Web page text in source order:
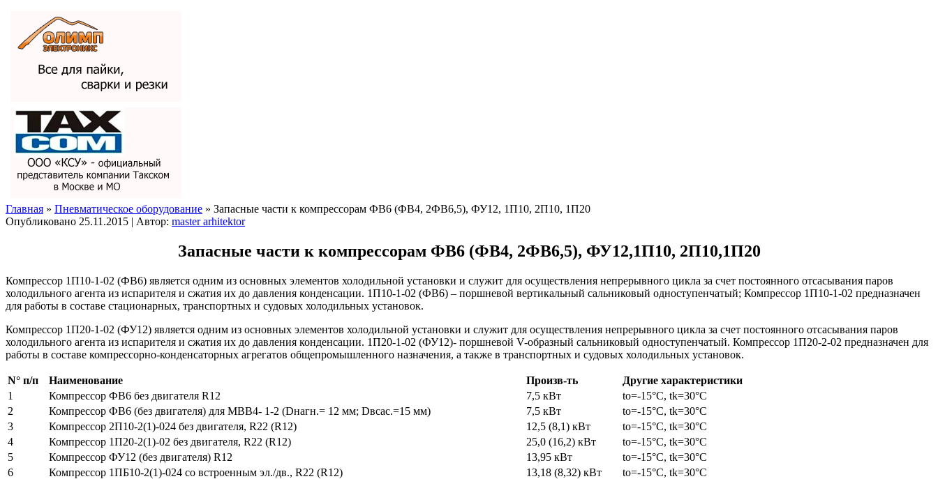
Главная » Пневматическое оборудование » Запасные части к компрессорам ФВ6 (ФВ4, 2ФВ6,5), ФУ12, 1П10, 2П10, 1П20
Опубликовано 25.11.2015 | Автор: master arhitektor
Запасные части к компрессорам ФВ6 (ФВ4, 2ФВ6,5), ФУ12,1П10, 2П10,1П20
Компрессор 1П10-1-02 (ФВ6) является одним из основных элементов холодильной установки и служит для осуществления непрерывного цикла за счет постоянного отсасывания паров
холодильного агента из испарителя и сжатия их до давления конденсации. 1П10-1-02 (ФВ6) – поршневой вертикальный сальниковый одноступенчатый; Компрессор 1П10-1-02 предназначен
для работы в составе стационарных, транспортных и судовых холодильных установок.
Компрессор 1П20-1-02 (ФУ12) является одним из основных элементов холодильной установки и служит для осуществления непрерывного цикла за счет постоянного отсасывания паров
холодильного агента из испарителя и сжатия их до давления конденсации. 1П20-1-02 (ФУ12)- поршневой V-образный сальниковый одноступенчатый. Компрессор 1П20-2-02 предназначен для
работы в составе компрессорно-конденсаторных агрегатов общепромышленного назначения, а также в транспортных и судовых холодильных установок.
N° п/п Наименование Произв-ть
Другие характеристики
1
Компрессор ФВ6 без двигателя R12 7,5 кВт
to=-15°C, tk=30°C
2
Компрессор ФВ6 (без двигателя) для МВВ4- 1-2 (Dнагн.= 12 мм; Dвсас.=15 мм) 7,5 кВт
to=-15°C, tk=30°C
3
Компрессор 2П10-2(1)-024 без двигателя, R22 (R12) 12,5 (8,1) кВт
to=-15°C, tk=30°C
4
Компрессор 1П20-2(1)-02 без двигателя, R22 (R12) 25,0 (16,2) кВт
to=-15°C, tk=30°C
5
Компрессор ФУ12 (без двигателя) R12 13,95 кВт
to=-15°C, tk=30°C
6
Компрессор 1ПБ10-2(1)-024 со встроенным эл./дв., R22 (R12) 13,18 (8,32) кВт to=-15°C, tk=30°C